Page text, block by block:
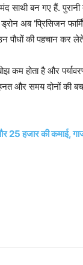
साथी बन गए हैं.
अब ‘प्रिसिजन
की पहचान कर लेते
होता है और
और समय दोनों की
25 हजार की कमाई,